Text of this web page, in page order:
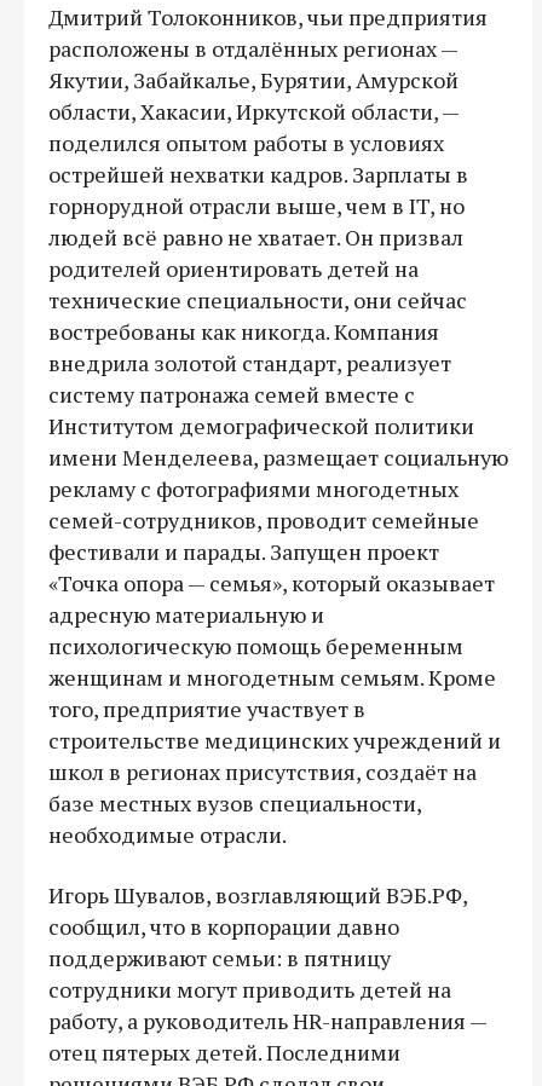
Дмитрий Толоконников, чьи предприятия
расположены в отдалённых регионах —
Якутии, Забайкалье, Бурятии, Амурской
области, Хакасии, Иркутской области, —
поделился опытом работы в условиях
острейшей нехватки кадров. Зарплаты в
горнорудной отрасли выше, чем в IT, но
людей всё равно не хватает. Он призвал
родителей ориентировать детей на
технические специальности, они сейчас
востребованы как никогда. Компания
внедрила золотой стандарт, реализует
систему патронажа семей вместе с
Институтом демографической политики
имени Менделеева, размещает социальную
рекламу с фотографиями многодетных
семей-сотрудников, проводит семейные
фестивали и парады. Запущен проект
«Точка опора — семья», который оказывает
адресную материальную и
психологическую помощь беременным
женщинам и многодетным семьям. Кроме
того, предприятие участвует в
строительстве медицинских учреждений и
школ в регионах присутствия, создаёт на
базе местных вузов специальности,
необходимые отрасли.
Игорь Шувалов, возглавляющий ВЭБ.РФ,
сообщил, что в корпорации давно
поддерживают семьи: в пятницу
сотрудники могут приводить детей на
работу, а руководитель HR-направления —
отец пятерых детей. Последними